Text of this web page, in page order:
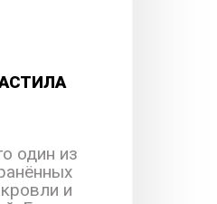
один из
и